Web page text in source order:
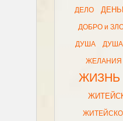
ДЕЛО
ДОБРО и
ДУША ДУША
ЖЕЛАНИЯ
ЖИЗНЬ